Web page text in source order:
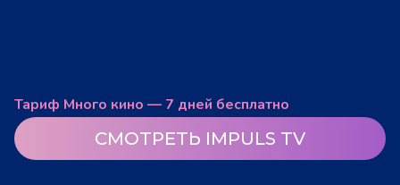
Тариф Много кино — 7 дней бесплатно
СМОТРЕТЬ IMPULS TV